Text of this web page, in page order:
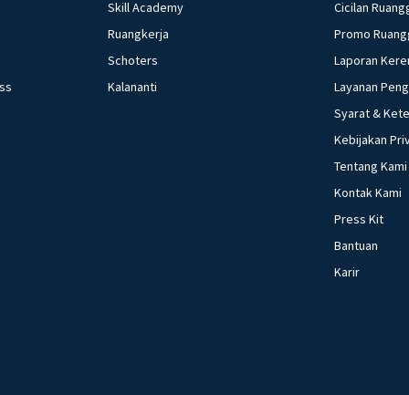
Skill Academy
Ruangkerja
Schoters
Kalananti
Cicilan
Promo
Laporan
Layanan
Syarat &
Kebijakan
Tentang Kami
Kontak Kami
Press Kit
Bantuan
Karir